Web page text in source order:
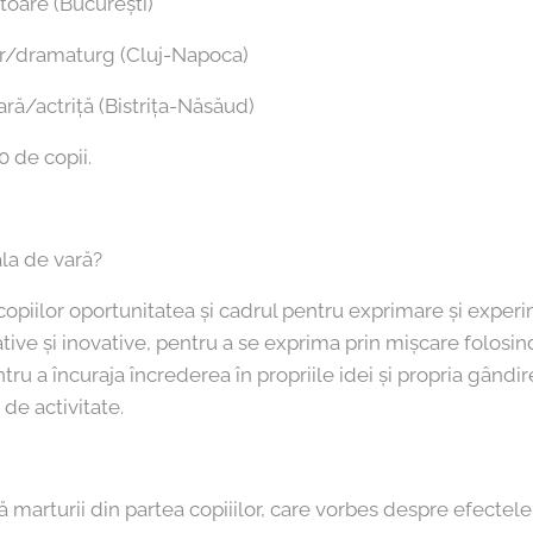
dramaturg (Cluj-Napoca)
actriță (Bistrița-Năsăud)
de copii.
de vară?
oportunitatea și cadrul pentru exprimare și
și inovative, pentru a se exprima prin mișcare
a încuraja încrederea în propriile idei și propria
activitate.
marturii din partea copiiilor, care vorbes despre